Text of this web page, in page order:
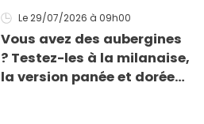
Le 29/07/2026 à 09h00
Vous avez des aubergines
? Testez-les à la milanaise,
la version panée et dorée